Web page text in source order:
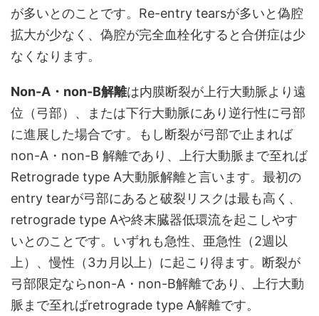
が多いとのことです。Re-entry tearsが多いと偽腔
拡大が少なく、偽腔が完全血栓化すると合併症は少
なくなります。
Non-A・non-B解離は内膜断裂が上行大動脈より遠
位（弓部）、または下行大動脈にあり逆行性に弓部
に進展した場合です。もし断裂が弓部で止まれば
non-A・non-B 解離であり、上行大動脈まで至れば
Retrograde type A大動脈解離と言います。最初の
entry tearが弓部にあると破裂リスクは最も高く、
retrograde type Aや終末臓器低環流を起こしやす
いとのことです。いずれも急性、亜急性（2週以
上）、慢性（3カ月以上）に起こり得ます。断裂が
弓部限定ならnon-A・non-B解離であり、上行大動
脈まで至ればretrograde type A解離です。